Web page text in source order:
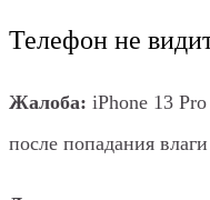
Телефон не
Жалоба: iPhone 13
после попадания